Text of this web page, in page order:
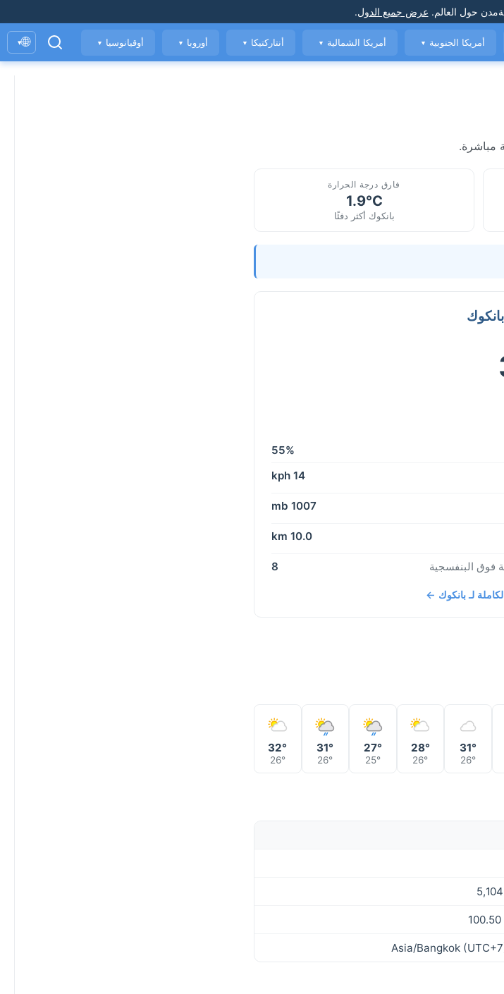
مدن حول العالم. عرض جميع الدول.
أمريكا الجنوبية ▼ أمريكا الشمالية ▼ أنتاركتيكا ▼ أوروبا ▼ أوقيانوسيا ▼
🌐
▾
مباشرة.
فارق درجة الحرارة
1.9°C
بانكوك أكثر دفئًا
55%
14 kph
1007 mb
10.0 km
فوق البنفسجية 8
لـ بانكوك ←
31°
26°
28°
26°
27°
25°
31°
26°
32°
26°